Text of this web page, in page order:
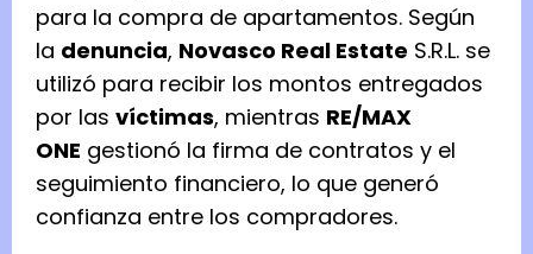
para la compra de apartamentos. Según
la denuncia, Novasco Real Estate S.R.L. se
utilizó para recibir los montos entregados
por las víctimas, mientras RE/MAX
ONE gestionó la firma de contratos y el
seguimiento financiero, lo que generó
confianza entre los compradores.